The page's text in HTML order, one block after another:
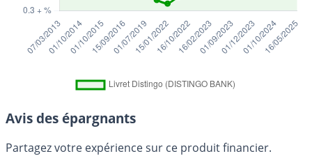
Avis des épargnants
Partagez votre expérience sur ce produit financier.